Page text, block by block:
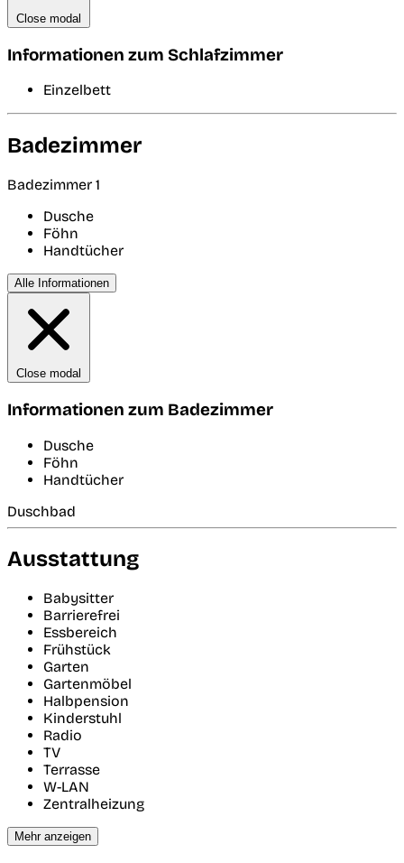
Close modal
Informationen zum Schlafzimmer
Einzelbett
Badezimmer
Badezimmer 1
Dusche
Föhn
Handtücher
Alle Informationen
Close modal
Informationen zum Badezimmer
Dusche
Föhn
Handtücher
Duschbad
Ausstattung
Babysitter
Barrierefrei
Essbereich
Frühstück
Garten
Gartenmöbel
Halbpension
Kinderstuhl
Radio
TV
Terrasse
W-LAN
Zentralheizung
Mehr anzeigen